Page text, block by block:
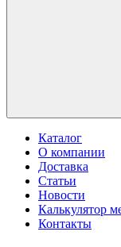
Каталог
О компании
Доставка
Статьи
Новости
Калькулятор
Контакты